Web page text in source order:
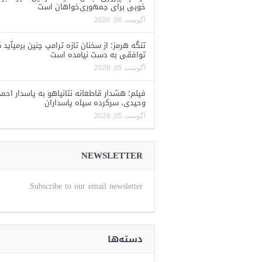
خوبی برای جمهوری‌خواهان است
آگوست 06, 2026
تنگه هرمز؛ از سخنان تازه ترامپ چنین
توافقی به دست نیامده است
آگوست 05, 2026
فیلم؛ هشدار قاطعانه نتانیاهو به پاسدار
وحیدی، سرکرده سپاه پاسداران
آگوست 05, 2026
NEWSLETTER
Subscribe to our email newsletter.
دسته‌ها